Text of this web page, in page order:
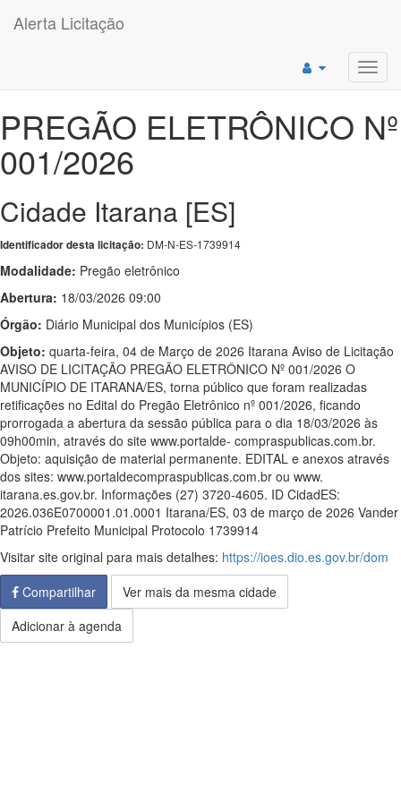
Alerta Licitação
PREGÃO ELETRÔNICO Nº
001/2026
Cidade Itarana [ES]
Identificador desta licitação: DM-N-ES-1739914
Modalidade: Pregão eletrônico
Abertura: 18/03/2026 09:00
Órgão: Diário Municipal dos Municípios (ES)
Objeto: quarta-feira, 04 de Março de 2026 Itarana Aviso de Licitação
AVISO DE LICITAÇÃO PREGÃO ELETRÔNICO Nº 001/2026 O
MUNICÍPIO DE ITARANA/ES, torna público que foram realizadas
retificações no Edital do Pregão Eletrônico nº 001/2026, ficando
prorrogada a abertura da sessão pública para o dia 18/03/2026 às
09h00min, através do site www.portalde- compraspublicas.com.br.
Objeto: aquisição de material permanente. EDITAL e anexos através
dos sites: www.portaldecompraspublicas.com.br ou www.
itarana.es.gov.br. Informações (27) 3720-4605. ID CidadES:
2026.036E0700001.01.0001 Itarana/ES, 03 de março de 2026 Vander
Patrício Prefeito Municipal Protocolo 1739914
Visitar site original para mais detalhes: https://ioes.dio.es.gov.br/dom
Compartilhar
Ver mais da mesma cidade
Adicionar à agenda